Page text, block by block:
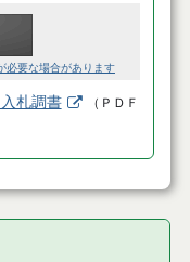
必要な場合があります
札調書 （ ＰＤＦ